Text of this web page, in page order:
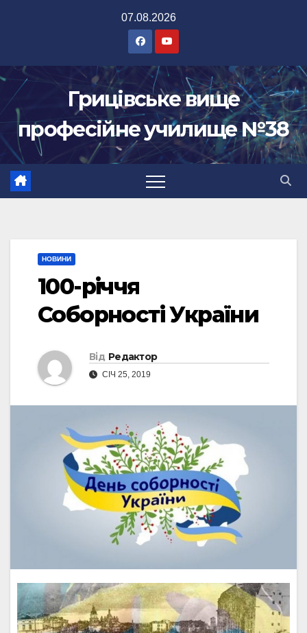
07.08.2026
Грицівське вище
професійне училище №38
НОВИНИ
100-річчя
Соборності України
Від Редактор
СІЧ 25, 2019